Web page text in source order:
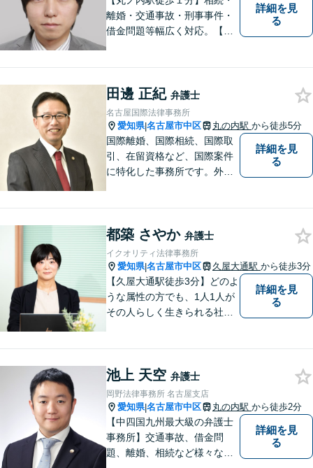
離婚・交通事故・刑事事件・
借金問題等幅広く対応。【迅
詳細を見
る
田邊 正紀 弁護士
名古屋国際法律事務所
愛知県|名古屋市中区 丸の内駅 から徒歩5分
国際離婚、国際相続、国際取
引、在留資格など、国際案件
に特化した事務所です。外国
います。事務所所属弁護士全
員、英語での案件対応が可能
です。
詳細を見
る
都築 さやか 弁護士
イクオリティ法律事務所
愛知県|名古屋市中区 久屋大通駅 から徒歩3分
【久屋大通駅徒歩3分】どのよ
うな属性の方でも、1人1人が
その人らしく生きられる社会
ど、女性の法律問題に幅広く
対応可能です。ぜひご相談く
ださい。
詳細を見
る
池上 天空 弁護士
岡野法律事務所 名古屋支店
愛知県|名古屋市中区 丸の内駅 から徒歩2分
【中四国九州最大級の弁護士
事務所】交通事故、借金問
題、離婚、相続など様々な問
詳細を見
る